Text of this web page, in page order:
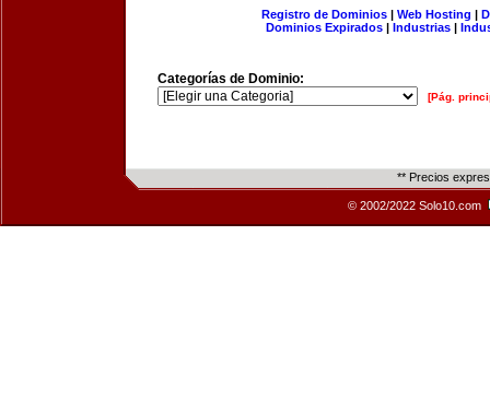
Registro de Dominios| Web Hosting |
Dominios Expirados | Industrias |
Categorías de Dominio:
[Pág.
** Precios
© 2002/2022 Solo10.com